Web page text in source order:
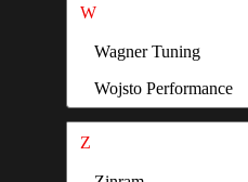
W
Wagner Tuning
Wojsto Performance
Z